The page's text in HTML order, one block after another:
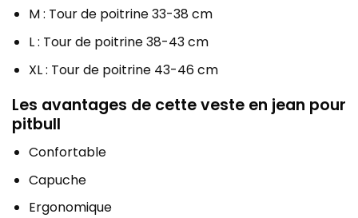
M : Tour de poitrine 33-38 cm
L : Tour de poitrine 38-43 cm
XL : Tour de poitrine 43-46 cm
Les avantages de cette veste en jean pour
pitbull
Confortable
Capuche
Ergonomique